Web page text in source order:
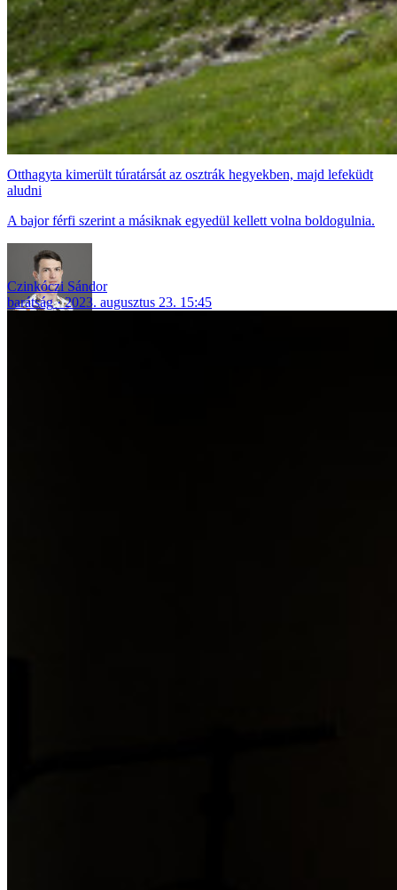
Otthagyta kimerült túratársát az osztrák hegyekben, majd lefeküdt
aludni
A bajor férfi szerint a másiknak egyedül kellett volna boldogulnia.
Czinkóczi Sándor
barátság
2023. augusztus 23. 15:45